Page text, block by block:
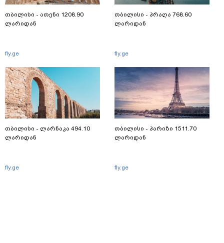
თბილისი - ათენი 1208.90
ლარიდან
fly.ge
თბილისი - ლარნაკა 494.10
ლარიდან
fly.ge
თბილისი - პრაღა 768.60
ლარიდან
fly.ge
თბილისი - პარიზი 1511.70
ლარიდან
fly.ge